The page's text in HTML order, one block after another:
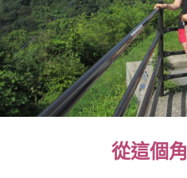
從這個